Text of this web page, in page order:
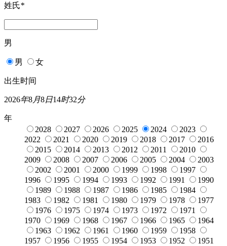
姓氏*
男
男 女
出生时间
2026年8月8日14时32分
年
2028
2027 2026 2025 2024
2023
2022
2021 2020 2019 2018 2017
2016
2015
2014 2013 2012 2011
2010
2009
2008 2007 2006 2005 2004
2003
2002
2001 2000 1999 1998
1997
1996
1995 1994 1993 1992 1991
1990
1989
1988 1987 1986 1985
1984
1983
1982 1981 1980 1979 1978
1977
1976
1975 1974 1973 1972
1971
1970
1969 1968 1967 1966 1965
1964
1963
1962 1961 1960 1959
1958
1957
1956 1955 1954 1953 1952
1951